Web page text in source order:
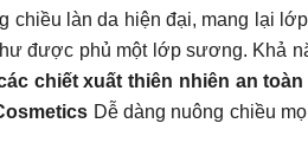
làn da hiện đại, mang lại
được phủ một lớp sương. Khả
chiết xuất thiên nhiên an
Dễ dàng nuông chiều